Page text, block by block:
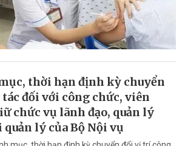
thời hạn định kỳ chuyển
đối với công chức, viên
chức vụ lãnh đạo, quản lý
lý của Bộ Nội vụ